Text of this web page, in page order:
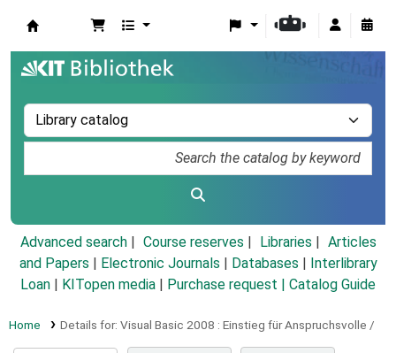
Advanced search Course reserves Libraries
Articles
and Papers
Electronic Journals Databases
Interlibrary
Loan
KITopen media Purchase request | Catalog Guide
Home Details for: Visual Basic 2008 : Einstieg für Anspruchsvolle /